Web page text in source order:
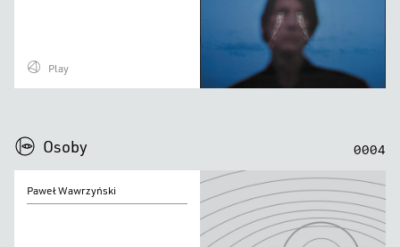
Play
Osoby
0004
Wawrzyński
Paweł Wawrzyński